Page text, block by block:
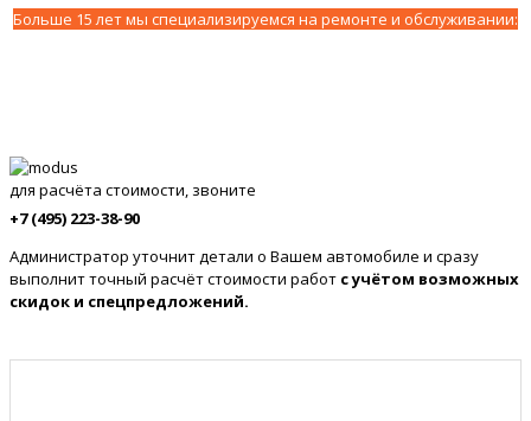
Больше 15 лет мы специализируемся на ремонте и обслуживании:
для расчёта стоимости, звоните
+7 (495) 223-38-90
Администратор уточнит детали о Вашем автомобиле и сразу
выполнит точный расчёт стоимости работ с учётом возможных
скидок и спецпредложений.